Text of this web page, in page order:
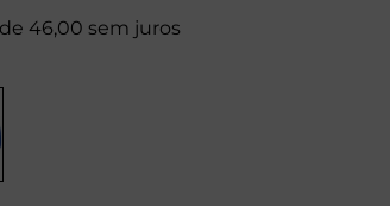
46,00 sem juros